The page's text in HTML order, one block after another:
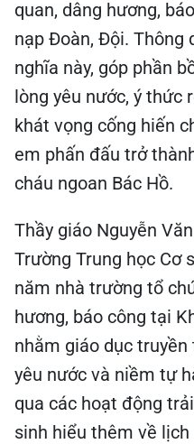
quan, dâng hương,
nạp Đoàn, Đội. Thông
nghĩa này, góp phần
lòng yêu nước, ý thức
khát vọng cống hiến
em phấn đấu trở
cháu ngoan Bác Hồ.
Thầy giáo Nguyễn
Trường Trung học Cơ
năm nhà trường tổ
hương, báo công tại
nhằm giáo dục
yêu nước và niềm tự
qua các hoạt động
sinh hiểu thêm về